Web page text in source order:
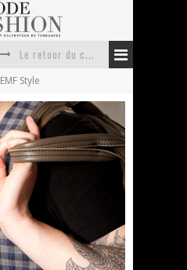
Doudoune pour femme : choisir la pièce idéale entre style, chaleur et durabilité
Week-end spa en automne : quel maillot de bain choisir ?
Pourquoi le costume sur mesure à Paris est un incontournable de l’élégance contemporaine ?
EMF Style
10 janvier 2011